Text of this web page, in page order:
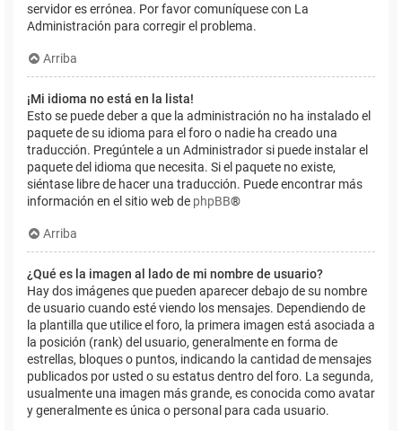
servidor es errónea. Por favor comuníquese con La
Administración para corregir el problema.
Arriba
¡Mi idioma no está en la lista!
Esto se puede deber a que la administración no ha instalado el
paquete de su idioma para el foro o nadie ha creado una
traducción. Pregúntele a un Administrador si puede instalar el
paquete del idioma que necesita. Si el paquete no existe,
siéntase libre de hacer una traducción. Puede encontrar más
información en el sitio web de phpBB®
Arriba
¿Qué es la imagen al lado de mi nombre de usuario?
Hay dos imágenes que pueden aparecer debajo de su nombre
de usuario cuando esté viendo los mensajes. Dependiendo de
la plantilla que utilice el foro, la primera imagen está asociada a
la posición (rank) del usuario, generalmente en forma de
estrellas, bloques o puntos, indicando la cantidad de mensajes
publicados por usted o su estatus dentro del foro. La segunda,
usualmente una imagen más grande, es conocida como avatar
y generalmente es única o personal para cada usuario.